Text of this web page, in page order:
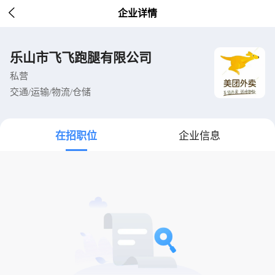
 企业详情
乐山市飞飞跑腿有限公司
私营
交通/运输/物流/仓储
在招职位 企业信息